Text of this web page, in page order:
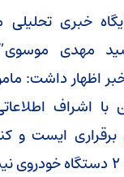
خبری تحلیلی
مهدی
اظهار داشت:
با اشراف
ایست و
مواصلاتی، به ۲ دستگاه